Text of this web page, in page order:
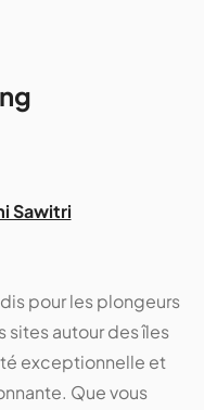
Sawitri
pour les plongeurs
sites autour des îles
exceptionnelle et
Que vous